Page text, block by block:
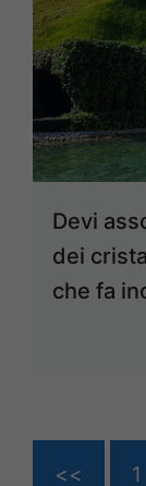
Devi
dei
che fa
<< 1